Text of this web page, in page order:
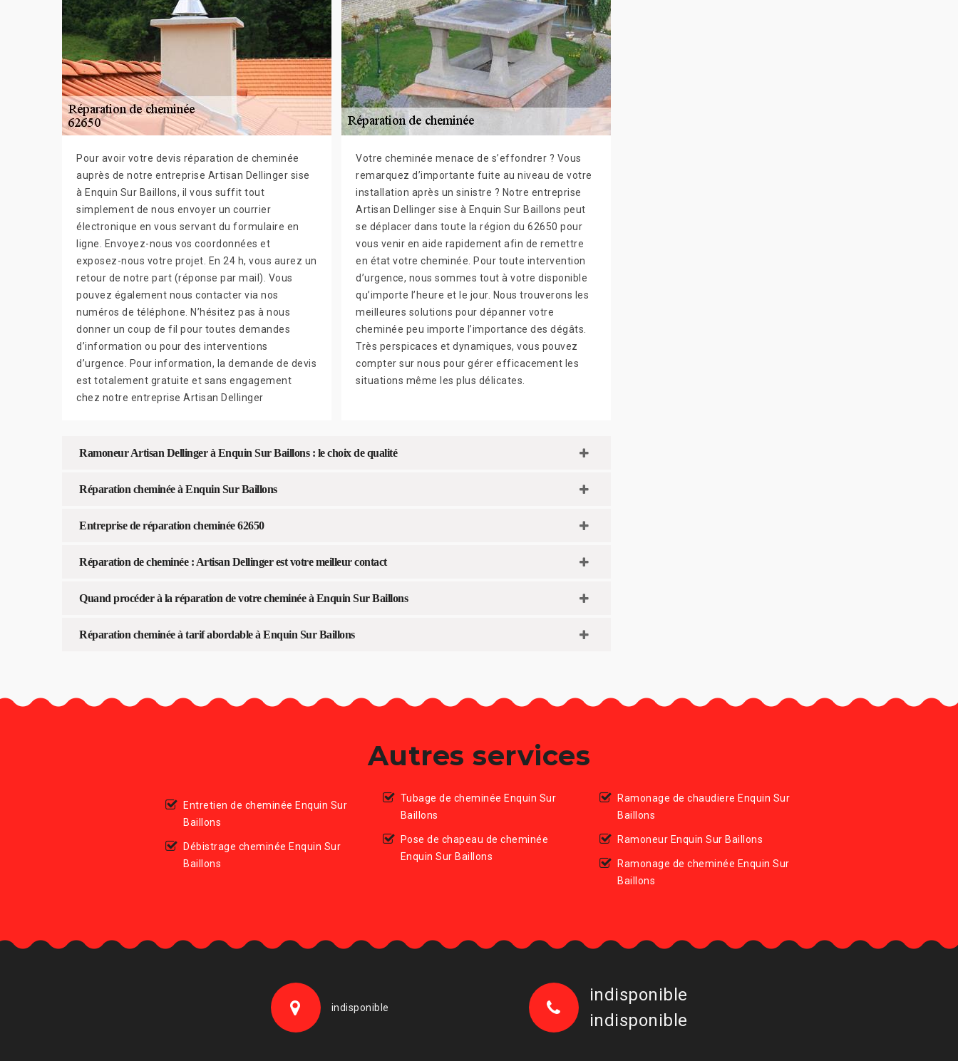
Pour avoir votre devis réparation de cheminée
auprès de notre entreprise Artisan Dellinger sise
à Enquin Sur Baillons, il vous suffit tout
simplement de nous envoyer un courrier
électronique en vous servant du formulaire en
ligne. Envoyez-nous vos coordonnées et
exposez-nous votre projet. En 24 h, vous aurez un
retour de notre part (réponse par mail). Vous
pouvez également nous contacter via nos
numéros de téléphone. N’hésitez pas à nous
donner un coup de fil pour toutes demandes
d’information ou pour des interventions
d’urgence. Pour information, la demande de devis
est totalement gratuite et sans engagement
chez notre entreprise Artisan Dellinger
Votre cheminée menace de s’effondrer ? Vous
remarquez d’importante fuite au niveau de votre
installation après un sinistre ? Notre entreprise
Artisan Dellinger sise à Enquin Sur Baillons peut
se déplacer dans toute la région du 62650 pour
vous venir en aide rapidement afin de remettre
en état votre cheminée. Pour toute intervention
d’urgence, nous sommes tout à votre disponible
qu’importe l’heure et le jour. Nous trouverons les
meilleures solutions pour dépanner votre
cheminée peu importe l’importance des dégâts.
Très perspicaces et dynamiques, vous pouvez
compter sur nous pour gérer efficacement les
situations même les plus délicates.
Ramoneur Artisan Dellinger à Enquin Sur Baillons : le choix de qualité
Réparation cheminée à Enquin Sur Baillons
Entreprise de réparation cheminée 62650
Réparation de cheminée : Artisan Dellinger est votre meilleur contact
Quand procéder à la réparation de votre cheminée à Enquin Sur Baillons
Réparation cheminée à tarif abordable à Enquin Sur Baillons
Autres services
Entretien de cheminée Enquin Sur
Baillons
Débistrage cheminée Enquin Sur
Baillons
Tubage de cheminée Enquin Sur
Baillons
Pose de chapeau de cheminée
Enquin Sur Baillons
Ramonage de chaudiere Enquin Sur
Baillons
Ramoneur Enquin Sur Baillons
Ramonage de cheminée Enquin Sur
Baillons
indisponible
indisponible
indisponible